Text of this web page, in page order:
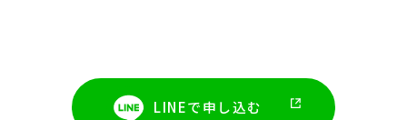
LINEで申し込む